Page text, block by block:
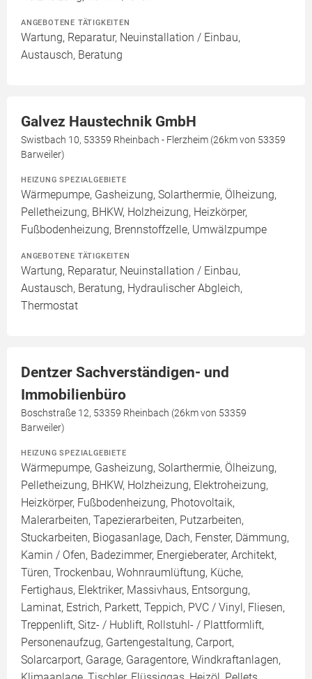
ANGEBOTENE TÄTIGKEITEN
Wartung, Reparatur, Neuinstallation / Einbau,
Austausch, Beratung
Galvez Haustechnik GmbH
Swistbach 10, 53359 Rheinbach - Flerzheim (26km von 53359
Barweiler)
HEIZUNG SPEZIALGEBIETE
Wärmepumpe, Gasheizung, Solarthermie, Ölheizung,
Pelletheizung, BHKW, Holzheizung, Heizkörper,
Fußbodenheizung, Brennstoffzelle, Umwälzpumpe
ANGEBOTENE TÄTIGKEITEN
Wartung, Reparatur, Neuinstallation / Einbau,
Austausch, Beratung, Hydraulischer Abgleich,
Thermostat
Dentzer Sachverständigen- und
Immobilienbüro
Boschstraße 12, 53359 Rheinbach (26km von 53359
Barweiler)
HEIZUNG SPEZIALGEBIETE
Wärmepumpe, Gasheizung, Solarthermie, Ölheizung,
Pelletheizung, BHKW, Holzheizung, Elektroheizung,
Heizkörper, Fußbodenheizung, Photovoltaik,
Malerarbeiten, Tapezierarbeiten, Putzarbeiten,
Stuckarbeiten, Biogasanlage, Dach, Fenster, Dämmung,
Kamin / Ofen, Badezimmer, Energieberater, Architekt,
Türen, Trockenbau, Wohnraumlüftung, Küche,
Fertighaus, Elektriker, Massivhaus, Entsorgung,
Laminat, Estrich, Parkett, Teppich, PVC / Vinyl, Fliesen,
Treppenlift, Sitz- / Hublift, Rollstuhl- / Plattformlift,
Personenaufzug, Gartengestaltung, Carport,
Solarcarport, Garage, Garagentore, Windkraftanlagen,